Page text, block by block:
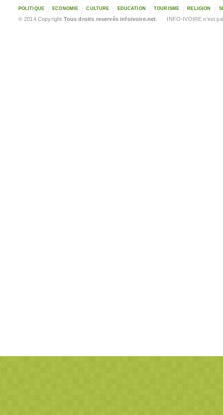
POLITIQUE ECONOMIE CULTURE EDUCATION TOURISME RELIGION
© 2014 Copyright Tous droits reservés infoivoire.net . INFO-IVOIRE n'est